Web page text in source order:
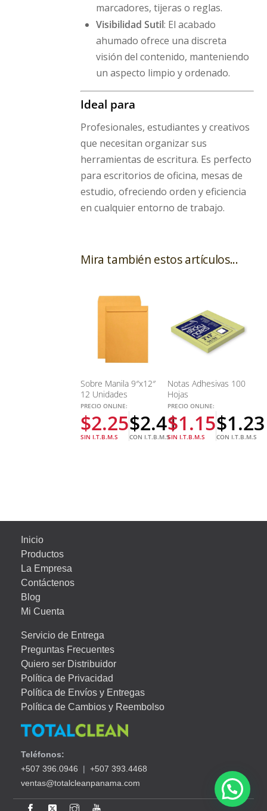
marcadores, tijeras o reglas.
Visibilidad Sutil: El acabado
ahumado ofrece una discreta
visión del contenido, manteniendo
un aspecto limpio y ordenado.
Ideal para
Profesionales, estudiantes y creativos
que necesitan organizar sus
herramientas de escritura. Es perfecto
para escritorios de oficina, mesas de
estudio, ofreciendo orden y eficiencia
en cualquier entorno de trabajo.
Mira también estos artículos...
Sobre Manila 9″x12″
12 Unidades
PRECIO ONLINE:
$2.25
SIN I.T.B.M.S
$2.41
CON I.T.B.M.S
Notas Adhesivas 100
Hojas
PRECIO ONLINE:
$1.15
SIN I.T.B.M.S
$1.23
CON I.T.B.M.S
Inicio
Productos
La Empresa
Contáctenos
Blog
Mi Cuenta
Servicio de Entrega
Preguntas Frecuentes
Quiero ser Distribuidor
Política de Privacidad
Política de Envíos y Entregas
Política de Cambios y Reembolso
Teléfonos:
+507 396.0946 |+507 393.4468
ventas@totalcleanpanama.com